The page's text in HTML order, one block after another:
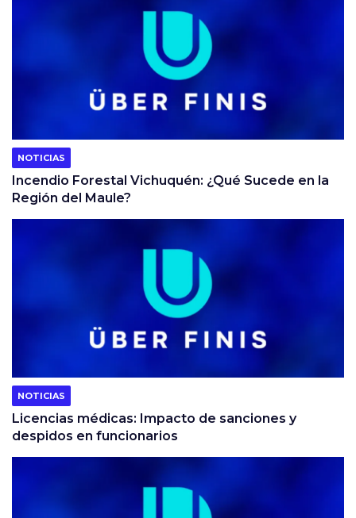
NOTICIAS
Incendio Forestal Vichuquén: ¿Qué Sucede en la
Región del Maule?
NOTICIAS
Licencias médicas: Impacto de sanciones y
despidos en funcionarios